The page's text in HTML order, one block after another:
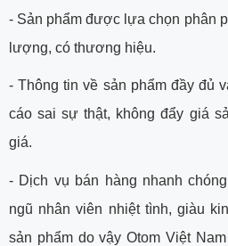
- Sản phẩm được lựa chọn phân
lượng, có thương hiệu.
- Thông tin về sản phẩm đầy đủ
cáo sai sự thật, không đẩy giá
giá.
- Dịch vụ bán hàng nhanh
ngũ nhân viên nhiệt tình, giàu
sản phẩm do vậy Otom Việt